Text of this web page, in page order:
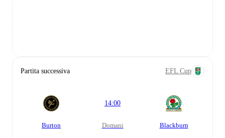
Partita successiva EFL Cup
Burton
14:00
domani Blackburn